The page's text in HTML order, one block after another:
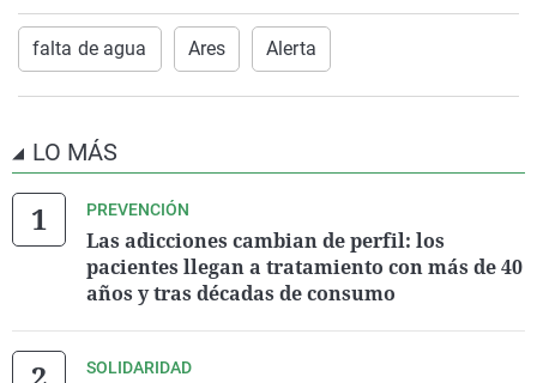
falta de agua Ares Alerta
LO MÁS
PREVENCIÓN
Las adicciones cambian de perfil: los
pacientes llegan a tratamiento con más de 40
años y tras décadas de consumo
SOLIDARIDAD